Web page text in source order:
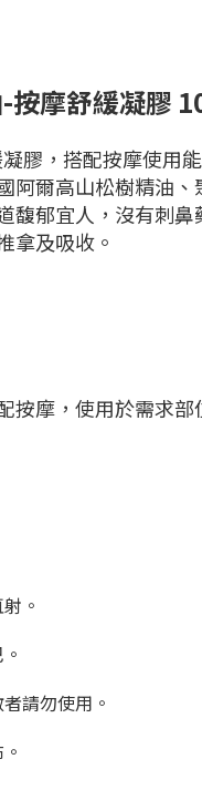
按摩舒緩凝膠
膠，搭配按摩使用
阿爾高山松樹精油
馥郁宜人，沒有刺
拿及吸收。
按摩，使用於需求部
。
請勿使用。